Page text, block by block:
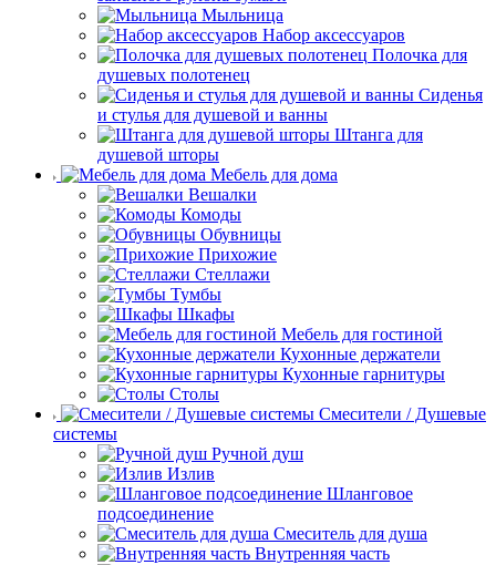
Мыльница
Набор аксессуаров
Полочка для
душевых полотенец
Сиденья
и стулья для душевой и ванны
Штанга для
душевой шторы
Мебель для дома
Вешалки
Комоды
Обувницы
Прихожие
Стеллажи
Тумбы
Шкафы
Мебель для гостиной
Кухонные держатели
Кухонные гарнитуры
Столы
Смесители / Душевые
системы
Ручной душ
Излив
Шланговое
подсоединение
Смеситель для душа
Внутренняя часть